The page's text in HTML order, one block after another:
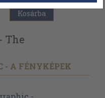
Kosárba
The
- A FÉNYKÉPEK